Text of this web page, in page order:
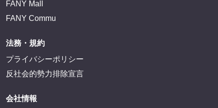
FANYサービス
FANY Ticket